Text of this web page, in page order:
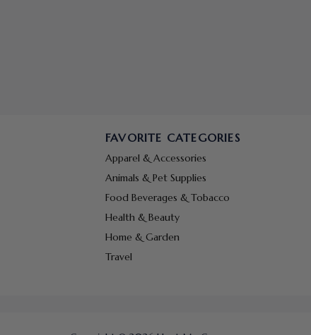
FAVORITE CATEGORIES
Apparel & Accessories
Animals & Pet Supplies
Food Beverages & Tobacco
Health & Beauty
Home & Garden
Travel